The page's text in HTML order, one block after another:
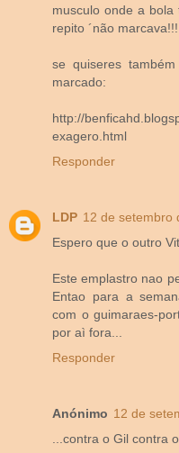
musculo onde a
repito ´não marcava!!!
se quiseres
marcado:
http://
exagero.html
Responder
LDP 12 de setembro
Espero que o outro
Este emplastro nao
Entao para a
com o guimaraes-
por aì fora...
Responder
Anónimo 12 de
...contra o Gil contra